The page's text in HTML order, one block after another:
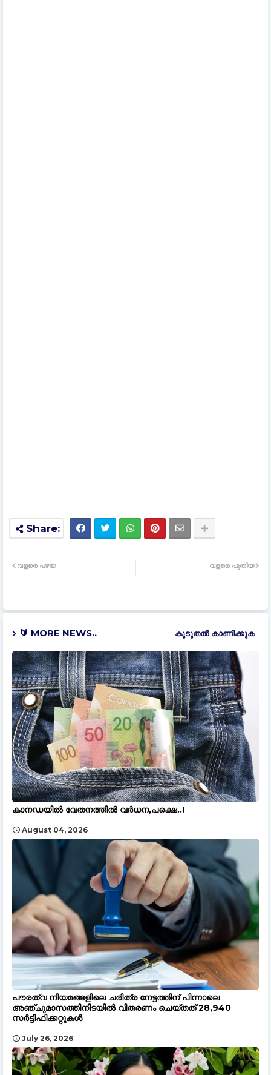
വളരെ പുതിയ
വളരെ പഴയ
🔰 MORE NEWS.. കൂടുതൽ‍ കാണിക്കുക
കാനഡയിൽ വേതനത്തിൽ വർധന,പക്ഷെ..!
August 04, 2026
പൗരത്വ നിയമങ്ങളിലെ ചരിത്ര നേട്ടത്തിന് പിന്നാലെ
അഞ്ചുമാസത്തിനിടയിൽ വിതരണം ചെയ്തത് 28,940
സർട്ടിഫിക്കറ്റുകൾ
July 26, 2026